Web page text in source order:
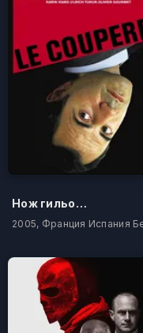
Нож гильотины